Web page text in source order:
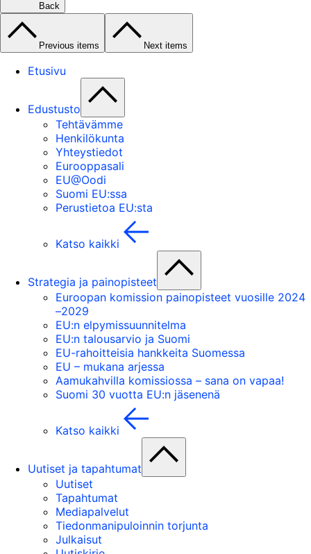
Back
Previous items Next items
Etusivu
Edustusto
Tehtävämme
Henkilökunta
Yhteystiedot
Eurooppasali
EU@Oodi
Suomi EU:ssa
Perustietoa EU:sta
Katso kaikki
Strategia ja painopisteet
Euroopan komission painopisteet vuosille 2024
–2029
EU:n elpymissuunnitelma
EU:n talousarvio ja Suomi
EU-rahoitteisia hankkeita Suomessa
EU – mukana arjessa
Aamukahvilla komissiossa – sana on vapaa!
Suomi 30 vuotta EU:n jäsenenä
Katso kaikki
Uutiset ja tapahtumat
Uutiset
Tapahtumat
Mediapalvelut
Tiedonmanipuloinnin torjunta
Julkaisut